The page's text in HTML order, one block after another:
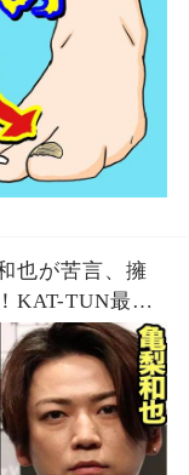
也が苦言、擁
KAT-TUN最初
…【芸能】